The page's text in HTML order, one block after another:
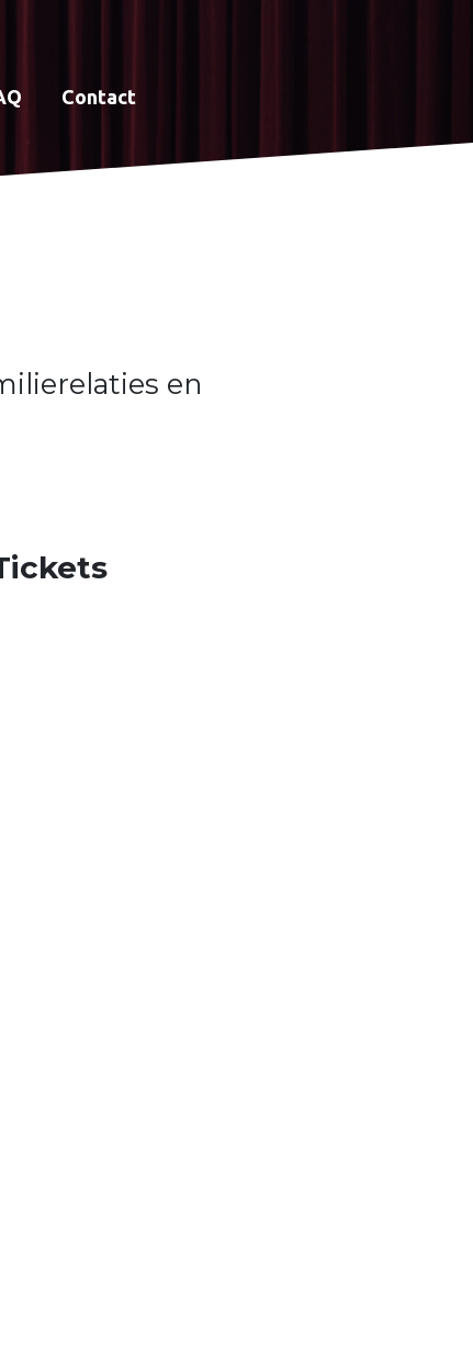
Contact
en